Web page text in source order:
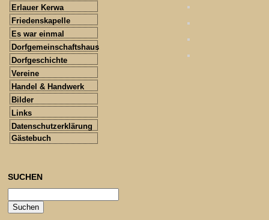
Erlauer Kerwa
Friedenskapelle
Es war einmal
Dorfgemeinschaftshaus
Dorfgeschichte
Vereine
Handel & Handwerk
Bilder
Links
Datenschutzerklärung
Gästebuch
SUCHEN